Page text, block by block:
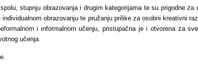
stupnju obrazovanja i drugim kategorijama te su prigodne
obrazovanju te pružanju prilike za osobni kreativni
i informalnom učenju, pristupačna je i otvorena za
učenja.